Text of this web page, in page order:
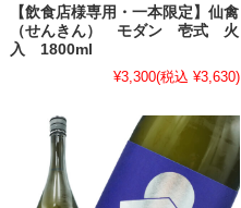
【飲食店様専用・一本限定】仙禽
（せんきん） モダン 壱式 火
入 1800ml
¥3,300(税込 ¥3,630)